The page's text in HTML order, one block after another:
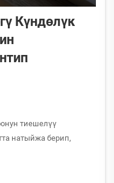
Күндөлүк
тиешелүү
натыйжа берип,
Үйдөгү
күндөлүк тазалоо